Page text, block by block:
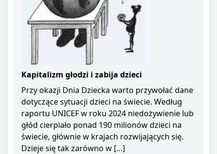
Kapitalizm głodzi i zabija dzieci
Przy okazji Dnia Dziecka warto przywołać dane
dotyczące sytuacji dzieci na świecie. Według
raportu UNICEF w roku 2024 niedożywienie lub
głód cierpiało ponad 190 milionów dzieci na
świecie, głównie w krajach rozwijających się.
Dzieje się tak zarówno w […]